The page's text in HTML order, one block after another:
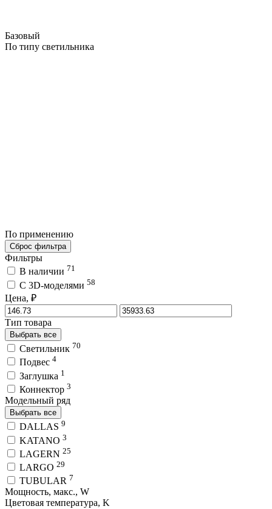
Базовый
По типу светильника
По применению
Сброс фильтра
Фильтры
В наличии 71
C 3D-моделями 58
Цена, ₽
Тип товара
Выбрать все
Светильник 70
Подвес 4
Заглушка 1
Коннектор 3
Модельный ряд
Выбрать все
DALLAS 9
KATANO 3
LAGERN 25
LARGO 29
TUBULAR 7
Мощность, макс., W
Цветовая температура, K